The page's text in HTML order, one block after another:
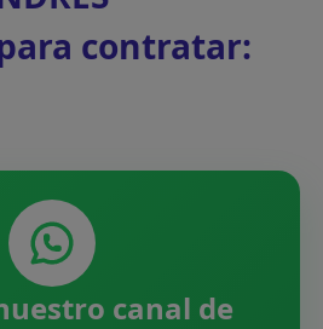
para contratar:
canal de